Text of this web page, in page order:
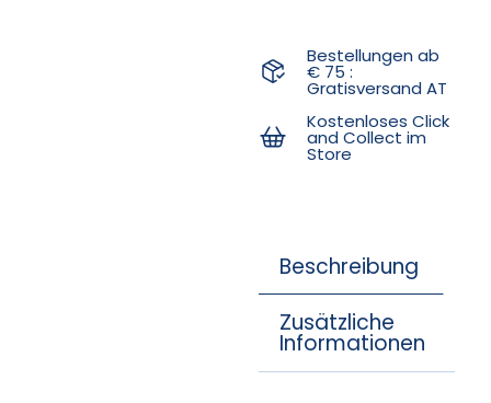
Bestellungen ab
€ 75 :
Gratisversand AT
Kostenloses Click
and Collect im
Store
Beschreibung
Zusätzliche
Informationen